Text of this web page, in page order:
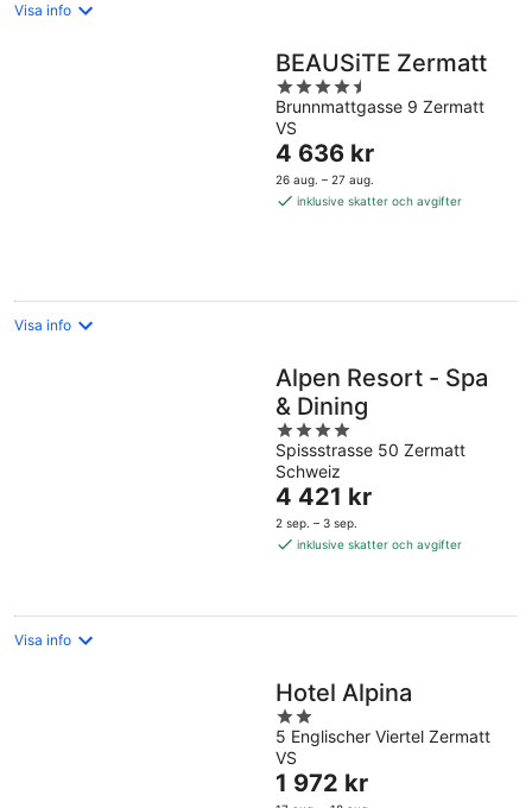
Visa info
BEAUSiTE Zermatt
4.5
out
of
5
Brunnmattgasse 9 Zermatt
VS
Priset
är
4 636 kr
4 636 kr
26 aug. – 27 aug.
inklusive skatter och avgifter
Visa info
Alpen Resort - Spa
& Dining
4
out
of
5
Spissstrasse 50 Zermatt
Schweiz
Priset
är
4 421 kr
4 421 kr
2 sep. – 3 sep.
inklusive skatter och avgifter
Visa info
Hotel Alpina
2
out
of
5
5 Englischer Viertel Zermatt
VS
Priset
är
1 972 kr